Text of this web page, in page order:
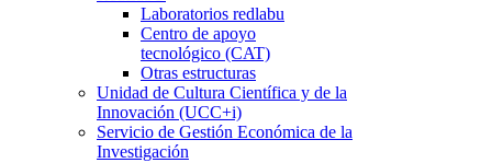
Laboratorios redlabu
Centro de apoyo
tecnológico (CAT)
Otras estructuras
Unidad de Cultura Científica y de la
Innovación (UCC+i)
Servicio de Gestión Económica de la
Investigación